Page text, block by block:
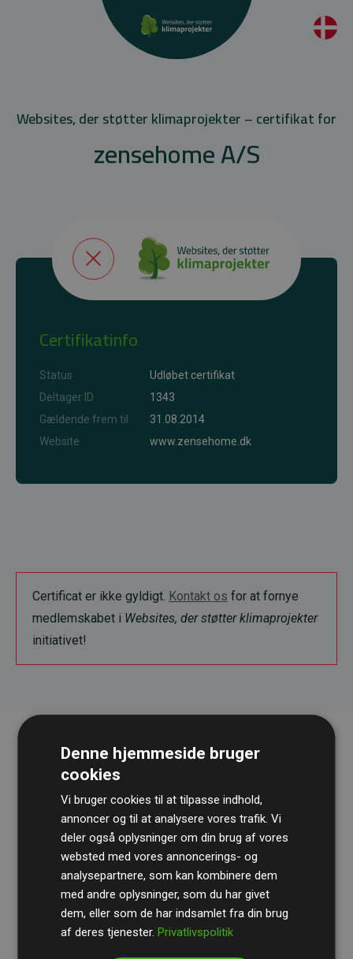
Websites, der støtter klimaprojekter – certifikat for
zensehome A/S
Certifikatinfo
Status
Udløbet certifikat
Deltager ID
1343
Gældende frem til
31.08.2014
Website
www.zensehome.dk
Certificat er ikke gyldigt. Kontakt os for at fornye
medlemskabet i Websites, der støtter klimaprojekter
initiativet!
RevisionshusetBDOgennemgår løbende vores
beregninger og metode for at sikre gennemsigtighed
og pålidelighed.
Deres revision dokumenterer, at vores investeringer i
Denne hjemmeside bruger
cookies
Vi bruger cookies til at tilpasse indhold,
annoncer og til at analysere vores trafik. Vi
deler også oplysninger om din brug af vores
websted med vores annoncerings- og
analysepartnere, som kan kombinere dem
med andre oplysninger, som du har givet
dem, eller som de har indsamlet fra din brug
af deres tjenester.Privatlivspolitik